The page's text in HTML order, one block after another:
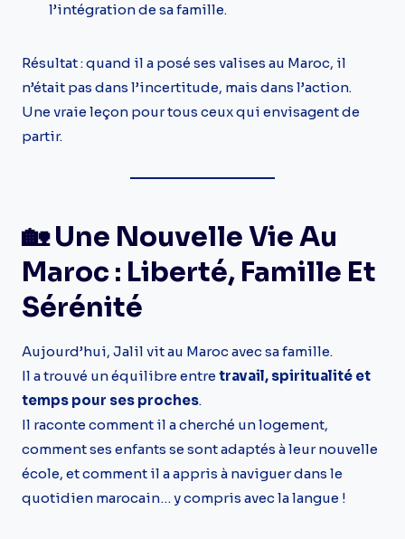
l’intégration de sa famille.
Résultat : quand il a posé ses valises au Maroc, il
n’était pas dans l’incertitude, mais dans l’action.
Une vraie leçon pour tous ceux qui envisagent de
partir.
🏡 Une Nouvelle Vie Au
Maroc : Liberté, Famille Et
Sérénité
Aujourd’hui, Jalil vit au Maroc avec sa famille.
Il a trouvé un équilibre entretravail, spiritualité et
temps pour ses proches.
Il raconte comment il a cherché un logement,
comment ses enfants se sont adaptés à leur nouvelle
école, et comment il a appris à naviguer dans le
quotidien marocain… y compris avec la langue !